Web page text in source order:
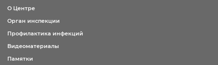
О Центре
Орган инспекции
Профилактика инфекций
Видеоматериалы
Памятки